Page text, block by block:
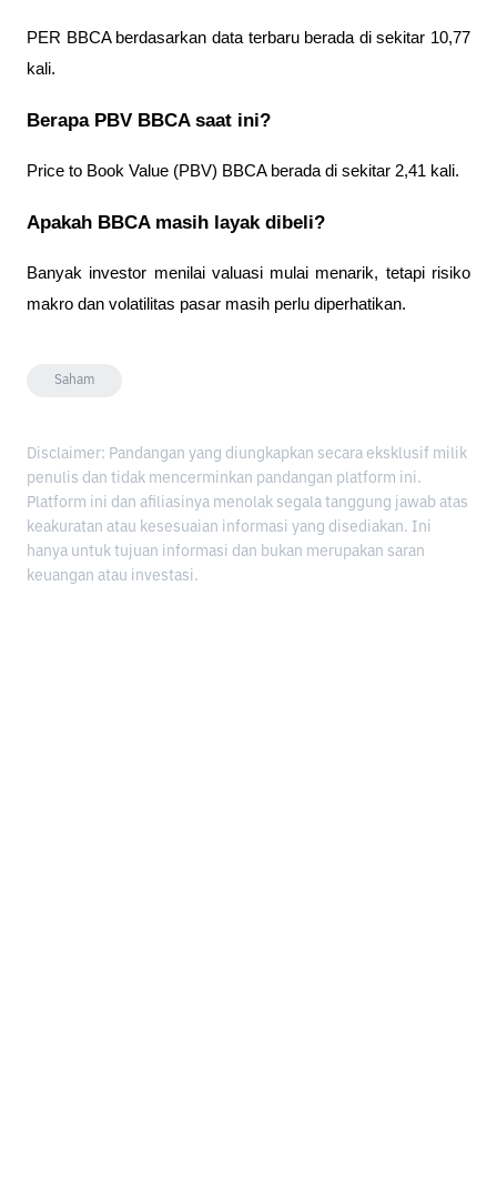
PER BBCA berdasarkan data terbaru berada di sekitar 10,77
kali.
Berapa PBV BBCA saat ini?
Price to Book Value (PBV) BBCA berada di sekitar 2,41 kali.
Apakah BBCA masih layak dibeli?
Banyak investor menilai valuasi mulai menarik, tetapi risiko
makro dan volatilitas pasar masih perlu diperhatikan.
Saham
Disclaimer: Pandangan yang diungkapkan secara eksklusif milik
penulis dan tidak mencerminkan pandangan platform ini.
Platform ini dan afiliasinya menolak segala tanggung jawab atas
keakuratan atau kesesuaian informasi yang disediakan. Ini
hanya untuk tujuan informasi dan bukan merupakan saran
keuangan atau investasi.